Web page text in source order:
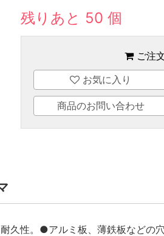
残りあと 50 個
ご注
お気に入り
商品のお問い合わせ
久性。●アルミ板、薄鉄板などの穴